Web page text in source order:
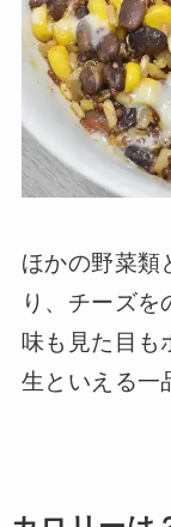
ほかの野菜類
り、チーズを
味も見た目も
生といえる一